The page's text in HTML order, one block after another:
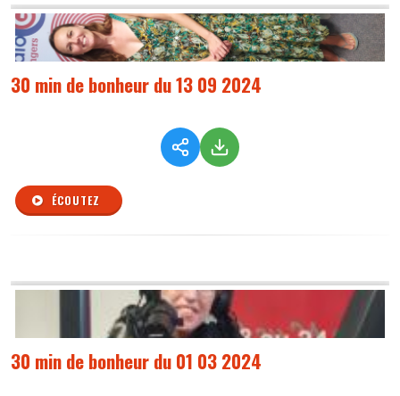
30 min de bonheur du 13 09 2024
ÉCOUTEZ
30 min de bonheur du 01 03 2024